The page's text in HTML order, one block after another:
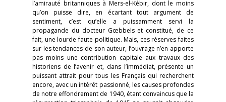
l’amirauté britanniques à Mers-el-Kébir, dont le moins
qu’on puisse dire, en écartant tout argument de
sentiment, c’est qu’elle a puissamment servi la
propagande du docteur Gœbbels et constitué, de ce
fait, une lourde faute politique. Mais, ces réserves faites
sur les tendances de son auteur, l’ouvrage n’en apporte
pas moins une contribution capitale aux travaux des
historiens de l’avenir et, dans l’immédiat, présente un
puissant attrait pour tous les Français qui recherchent
encore, avec un intérêt passionné, les causes profondes
de notre effondrement de 1940, étant convaincus que la